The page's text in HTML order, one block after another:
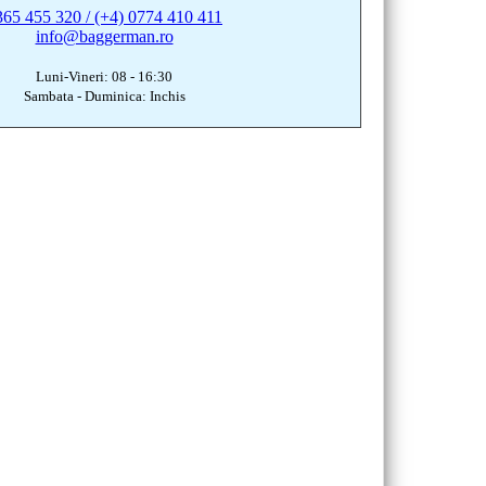
455 320 / (+4) 0774 410 411
info@baggerman.ro
Luni-Vineri: 08 - 16:30
Sambata - Duminica: Inchis